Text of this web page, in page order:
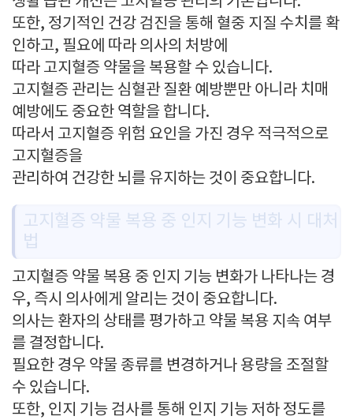
또한, 정기적인 건강 검진을 통해 혈중 지질 수치를 확
인하고, 필요에 따라 의사의 처방에
따라 고지혈증 약물을 복용할 수 있습니다.
고지혈증 관리는 심혈관 질환 예방뿐만 아니라 치매
예방에도 중요한 역할을 합니다.
따라서 고지혈증 위험 요인을 가진 경우 적극적으로
고지혈증을
관리하여 건강한 뇌를 유지하는 것이 중요합니다.
고지혈증 약물 복용 중 인지 기능 변화 시 대처
법
고지혈증 약물 복용 중 인지 기능 변화가 나타나는 경
우, 즉시 의사에게 알리는 것이 중요합니다.
의사는 환자의 상태를 평가하고 약물 복용 지속 여부
를 결정합니다.
필요한 경우 약물 종류를 변경하거나 용량을 조절할
수 있습니다.
또한, 인지 기능 검사를 통해 인지 기능 저하 정도를